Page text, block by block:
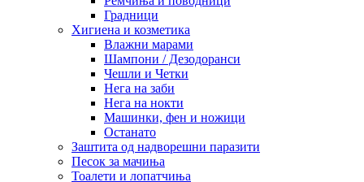
Градници
Хигиена и козметика
Влажни марами
Шампони / Дезодоранси
Чешли и Четки
Нега на заби
Нега на нокти
Машинки, фен и ножици
Останато
Заштита од надворешни паразити
Песок за мачиња
Тоалети и лопатчиња